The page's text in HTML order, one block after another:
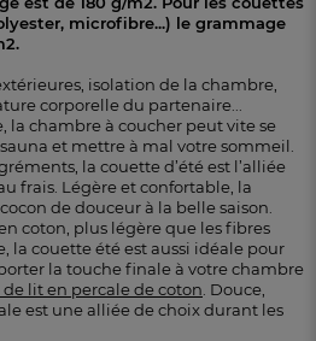
microfibre...) le grammage
isolation de la chambre,
corporelle du partenaire...
la chambre à coucher peut vite se
et mettre à mal votre sommeil.
la couette d’été est l’alliée
frais. Légère et confortable, la
de douceur à la belle saison.
coton, plus légère que les fibres
la couette été est aussi idéale pour
la touche finale à votre chambre
lit en percale de coton . Douce,
est une alliée de choix durant les